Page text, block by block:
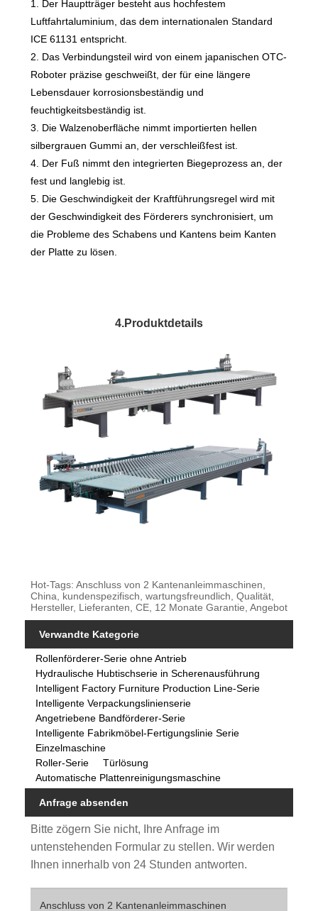
1. Der Hauptträger besteht aus hochfestem
Luftfahrtaluminium, das dem internationalen Standard
ICE 61131 entspricht.
2. Das Verbindungsteil wird von einem japanischen OTC-
Roboter präzise geschweißt, der für eine längere
Lebensdauer korrosionsbeständig und
feuchtigkeitsbeständig ist.
3. Die Walzenoberfläche nimmt importierten hellen
silbergrauen Gummi an, der verschleißfest ist.
4. Der Fuß nimmt den integrierten Biegeprozess an, der
fest und langlebig ist.
5. Die Geschwindigkeit der Kraftführungsregel wird mit
der Geschwindigkeit des Förderers synchronisiert, um
die Probleme des Schabens und Kantens beim Kanten
der Platte zu lösen.
4.Produktdetails
Hot-Tags: Anschluss von 2 Kantenanleimmaschinen,
China, kundenspezifisch, wartungsfreundlich, Qualität,
Hersteller, Lieferanten, CE, 12 Monate Garantie, Angebot
Verwandte Kategorie
Rollenförderer-Serie ohne Antrieb
Hydraulische Hubtischserie in Scherenausführung
Intelligent Factory Furniture Production Line-Serie
Intelligente Verpackungslinienserie
Angetriebene Bandförderer-Serie
Intelligente Fabrikmöbel-Fertigungslinie Serie
Einzelmaschine
Roller-Serie
Türlösung
Automatische Plattenreinigungsmaschine
Anfrage absenden
Bitte zögern Sie nicht, Ihre Anfrage im
untenstehenden Formular zu stellen. Wir werden
Ihnen innerhalb von 24 Stunden antworten.